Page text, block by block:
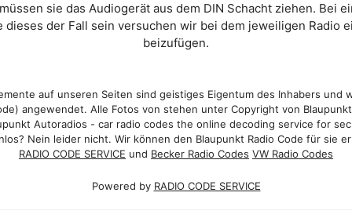
sie das Audiogerät aus dem DIN Schacht ziehen. Bei
der Fall sein versuchen wir bei dem jeweiligen Radio
beizufügen.
auf unseren Seiten sind geistiges Eigentum des Inhabers und
angewendet. Alle Fotos von stehen unter Copyright von
Autoradios - car radio codes the online decoding service for
Nein leider nicht. Wir können den Blaupunkt Radio Code für sie
RADIO CODE SERVICE und Becker Radio Codes VW Radio Codes
Powered by RADIO CODE SERVICE